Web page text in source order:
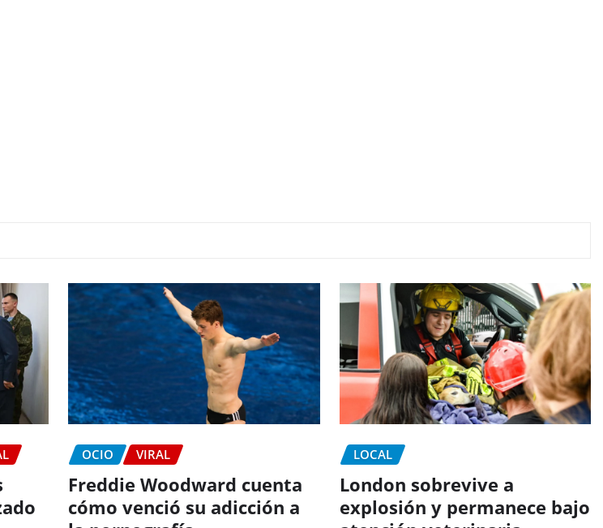
OCIO VIRAL
Freddie Woodward cuenta
cómo venció su adicción a
LOCAL
London sobrevive a
explosión y permanece bajo